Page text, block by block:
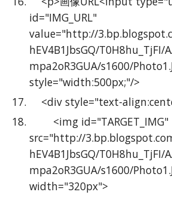
id="IMG_URL"
value="http://
hEV4B1JbsGQ/T0H8hu_TjFI/
mpa2oR3GUA/s1600/
style="width:500px;"/>
<div style="text-
src="http://
hEV4B1JbsGQ/T0H8hu_TjFI/
mpa2oR3GUA/s1600/
width="320px">